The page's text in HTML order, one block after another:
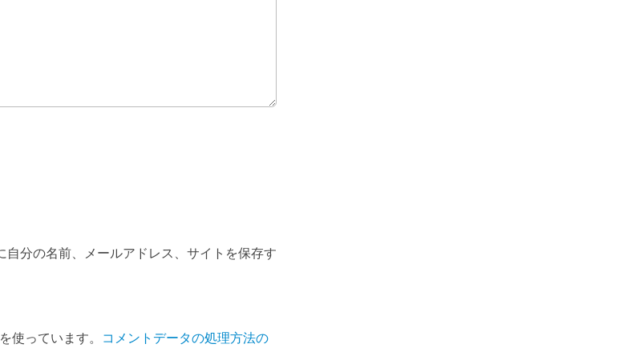
分の名前、メールアドレス、サイトを保存す
使っています。
コメントデータの処理方法の